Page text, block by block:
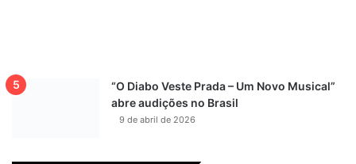
“O Diabo Veste Prada – Um Novo Musical”
abre audições no Brasil
9 de abril de 2026